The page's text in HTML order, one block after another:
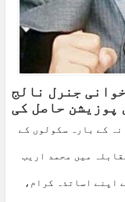
جنرل نالج
پوزیشن حاصل کی
کے بارہ سکولوں کے
میں محمد اریب
اپنے اساتذہ کرام،